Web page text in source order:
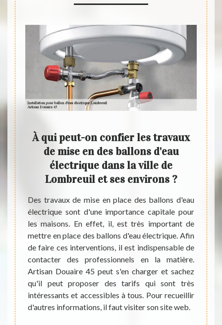
de
il est
des
ces
il
ces
de
À qui peut-on confier les travaux
de mise en des ballons d'eau
électrique dans la ville de
Lombreuil et ses environs ?
Des travaux de mise en place des ballons d'eau
électrique sont d'une importance capitale pour
les maisons. En effet, il, est très important de
mettre en place des ballons d'eau électrique. Afin
de faire ces interventions, il est indispensable de
contacter des professionnels en la matière.
Artisan Douaire 45 peut s'en charger et sachez
qu'il peut proposer des tarifs qui sont très
intéressants et accessibles à tous. Pour recueillir
d'autres informations, il faut visiter son site web.
Des
des
ces
qui